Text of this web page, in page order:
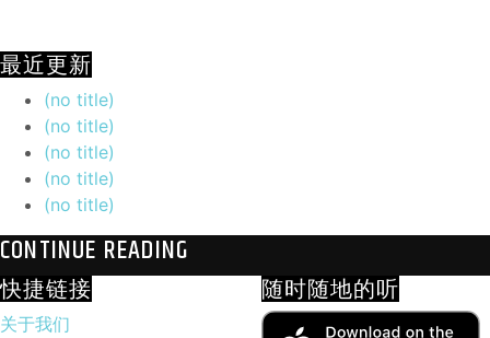
最近更新
(no title)
(no title)
(no title)
(no title)
(no title)
CONTINUE READING
快捷链接
关于我们
随时随地的听